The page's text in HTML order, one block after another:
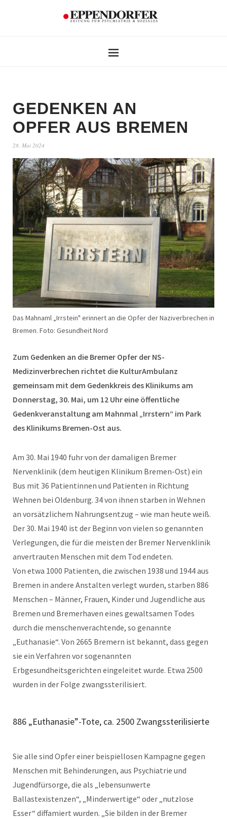
GEDENKEN AN
OPFER AUS BREMEN
28. Mai 2024
Das Mahnaml „Irrstein" erinnert an die Opfer der Naziverbrechen in
Bremen. Foto: Gesundheit Nord
Zum Gedenken an die Bremer Opfer der NS-
Medizinverbrechen richtet die KulturAmbulanz
gemeinsam mit dem Gedenkkreis des Klinikums am
Donnerstag, 30. Mai, um 12 Uhr eine öffentliche
Gedenkveranstaltung am Mahnmal „Irrstern“ im Park
des Klinikums Bremen-Ost aus.
Am 30. Mai 1940 fuhr von der damaligen Bremer
Nervenklinik (dem heutigen Klinikum Bremen-Ost) ein
Bus mit 36 Patientinnen und Patienten in Richtung
Wehnen bei Oldenburg. 34 von ihnen starben in Wehnen
an vorsätzlichem Nahrungsentzug – wie man heute weiß.
Der 30. Mai 1940 ist der Beginn von vielen so genannten
Verlegungen, die für die meisten der Bremer Nervenklinik
anvertrauten Menschen mit dem Tod endeten.
Von etwa 1000 Patienten, die zwischen 1938 und 1944 aus
Bremen in andere Anstalten verlegt wurden, starben 886
Menschen – Männer, Frauen, Kinder und Jugendliche aus
Bremen und Bremerhaven eines gewaltsamen Todes
durch die menschenverachtende, so genannte
„Euthanasie“. Von 2665 Bremern ist bekannt, dass gegen
sie ein Verfahren vor sogenannten
Erbgesundheitsgerichten eingeleitet wurde. Etwa 2500
wurden in der Folge zwangssterilisiert.
886 „Euthanasie”-Tote, ca. 2500 Zwangssterilisierte
Sie alle sind Opfer einer beispiellosen Kampagne gegen
Menschen mit Behinderungen, aus Psychiatrie und
Jugendfürsorge, die als „lebensunwerte
Ballastexistenzen“, „Minderwertige“ oder „nutzlose
Esser“ diffamiert wurden. „Sie bilden in der Bremer